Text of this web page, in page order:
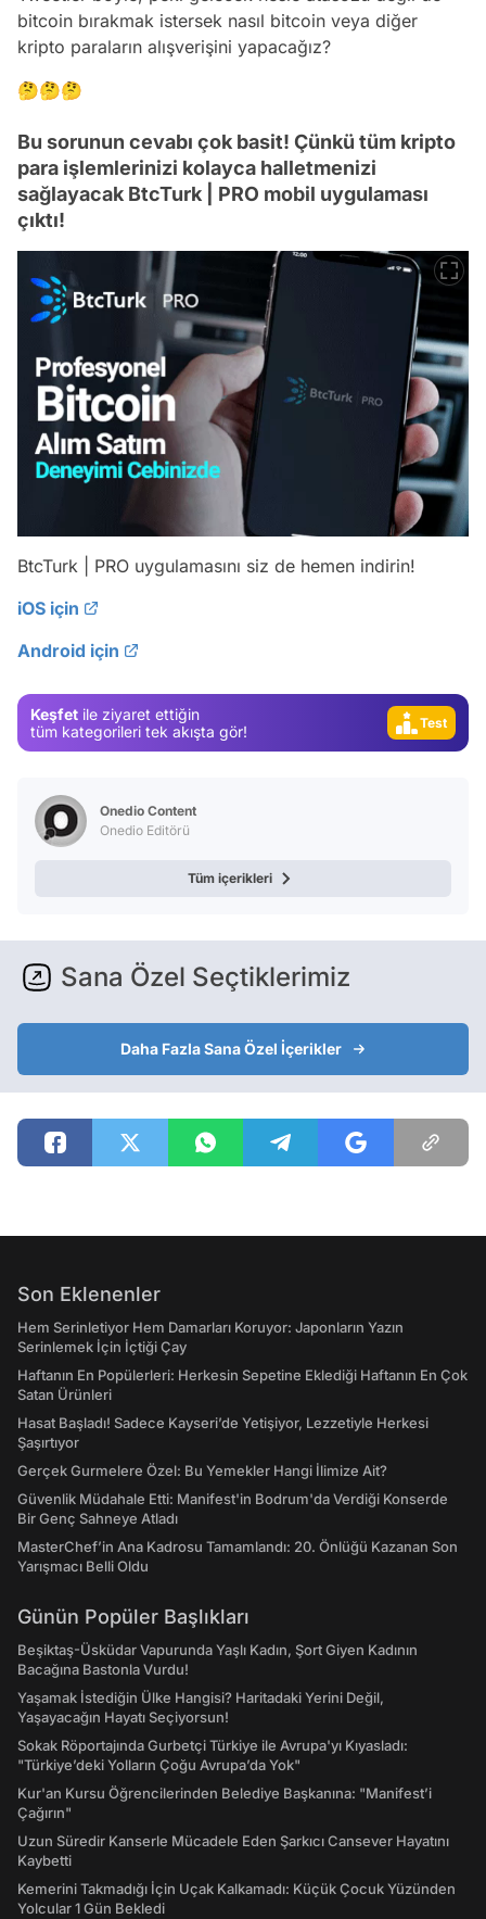
bitcoin bırakmak istersek nasıl bitcoin veya diğer
kripto paraların alışverişini yapacağız?
🤔🤔🤔
Bu sorunun cevabı çok basit! Çünkü tüm kripto
para işlemlerinizi kolayca halletmenizi
sağlayacak BtcTurk | PRO mobil uygulaması
çıktı!
BtcTurk | PRO uygulamasını siz de hemen indirin!
iOS için
Android için
Keşfet ile ziyaret ettiğin
tüm kategorileri tek akışta gör!
Test
Onedio Content
Onedio Editörü
Tüm içerikleri
Sana Özel Seçtiklerimiz
Daha Fazla Sana Özel İçerikler
Son Eklenenler
Hem Serinletiyor Hem Damarları Koruyor: Japonların Yazın
Serinlemek İçin İçtiği Çay
Haftanın En Popülerleri: Herkesin Sepetine Eklediği Haftanın En Çok
Satan Ürünleri
Hasat Başladı! Sadece Kayseri’de Yetişiyor, Lezzetiyle Herkesi
Şaşırtıyor
Gerçek Gurmelere Özel: Bu Yemekler Hangi İlimize Ait?
Güvenlik Müdahale Etti: Manifest'in Bodrum'da Verdiği Konserde
Bir Genç Sahneye Atladı
MasterChef’in Ana Kadrosu Tamamlandı: 20. Önlüğü Kazanan Son
Yarışmacı Belli Oldu
Günün Popüler Başlıkları
Beşiktaş-Üsküdar Vapurunda Yaşlı Kadın, Şort Giyen Kadının
Bacağına Bastonla Vurdu!
Yaşamak İstediğin Ülke Hangisi? Haritadaki Yerini Değil,
Yaşayacağın Hayatı Seçiyorsun!
Sokak Röportajında Gurbetçi Türkiye ile Avrupa'yı Kıyasladı:
"Türkiye’deki Yolların Çoğu Avrupa’da Yok"
Kur'an Kursu Öğrencilerinden Belediye Başkanına: "Manifest’i
Çağırın"
Uzun Süredir Kanserle Mücadele Eden Şarkıcı Cansever Hayatını
Kaybetti
Kemerini Takmadığı İçin Uçak Kalkamadı: Küçük Çocuk Yüzünden
Yolcular 1 Gün Bekledi